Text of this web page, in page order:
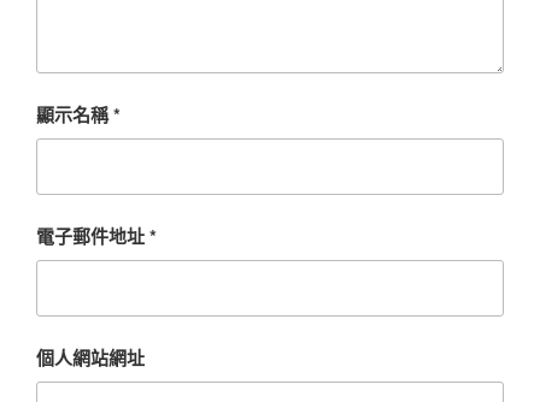
顯示名稱*
電子郵件地址*
個人網站網址